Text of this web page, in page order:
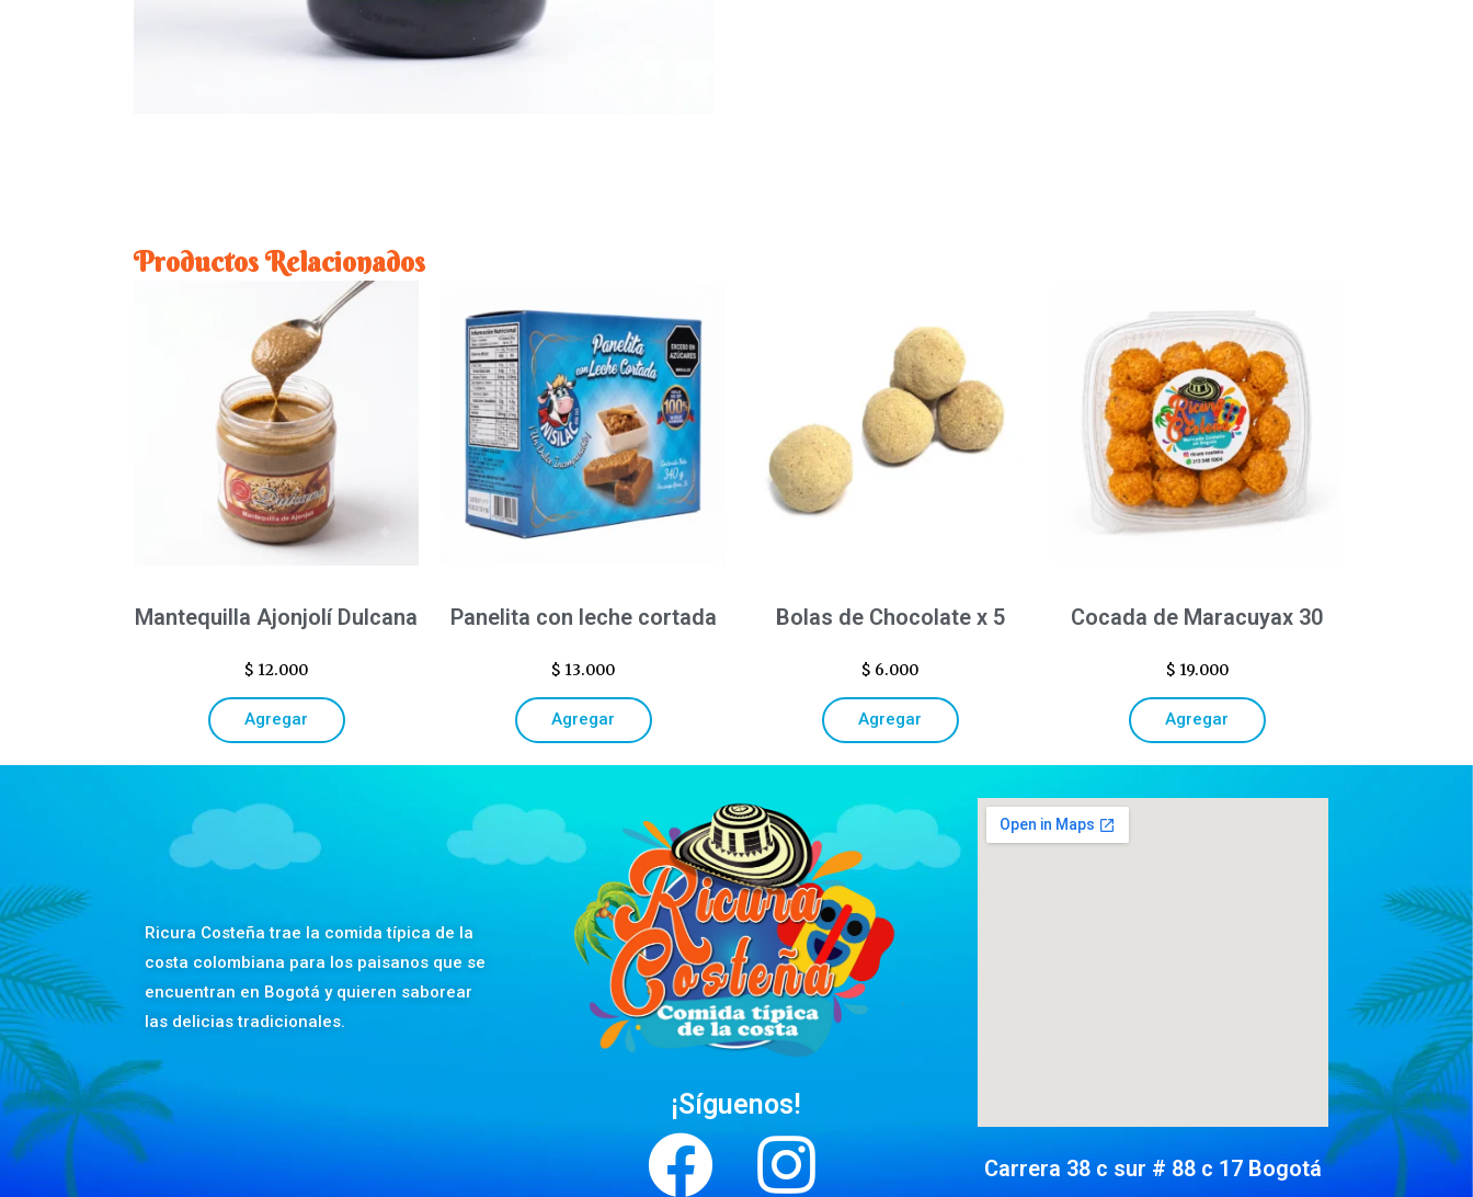
Productos Relacionados
Mantequilla Ajonjolí Dulcana
$ 12.000
Agregar
Panelita con leche cortada
$ 13.000
Agregar
Bolas de Chocolate x 5
$ 6.000
Agregar
Cocada de Maracuyax 30
$ 19.000
Agregar
Ricura Costeña trae la comida típica de la
costa colombiana para los paisanos que se
encuentran en Bogotá y quieren saborear
las delicias tradicionales.
¡Síguenos!
Carrera 38 c sur # 88 c 17 Bogotá